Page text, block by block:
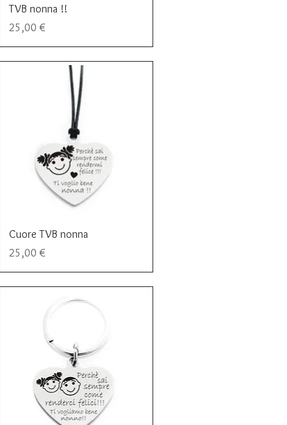
Vista rapida
TVB nonna !!
Prezzo
25,00 €
Vista rapida
Cuore TVB nonna
Prezzo
25,00 €